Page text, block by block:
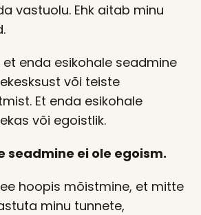
vastuolu. Ehk aitab minu
enda esikohale seadmine
või teiste
Et enda esikohale
või egoistlik.
seadmine ei ole egoism.
hoopis mõistmine, et mitte
minu tunnete,